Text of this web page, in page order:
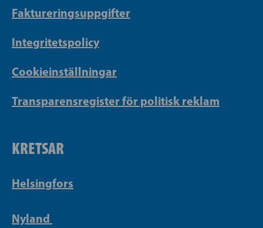
Faktureringsuppgifter
Integritetspolicy
Cookieinställningar
Transparensregister för politisk reklam
KRETSAR
Helsingfors
Nyland